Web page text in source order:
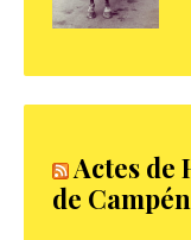
Actes de
de